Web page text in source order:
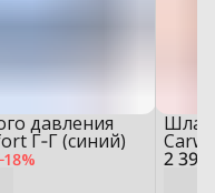
18%
давления
Г‑Г (синий)
2 390